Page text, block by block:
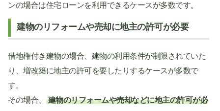
ンの場合は住宅ローンを利用できるケースが多数です。
建物のリフォームや売却に地主の許可が必要
借地権付き建物の場合、建物の利用条件が制限されていた
り、増改築に地主の許可を要したりするケースが多数で
す。
その場合、
建物のリフォームや売却などに地主の許可が必